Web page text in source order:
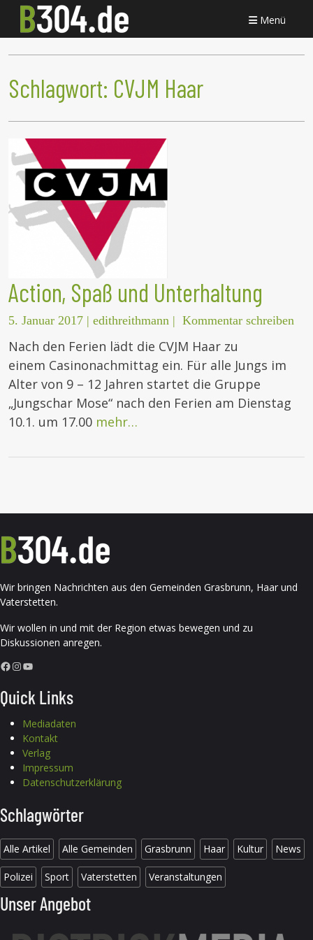
Menü
Schlagwort: CVJM Haar
Action, Spaß und Unterhaltung
5. Januar 2017 | edithreithmann | Kommentar schreiben
Nach den Ferien lädt die CVJM Haar zu
einem Casinonachmittag ein. Für alle Jungs im
Alter von 9 – 12 Jahren startet die Gruppe
„Jungschar Mose“ nach den Ferien am Dienstag
10.1. um 17.00 mehr…
Wir bringen Nachrichten aus den Gemeinden Grasbrunn, Haar und
Vaterstetten.
Wir wollen in und mit der Region etwas bewegen und zu
Diskussionen anregen.
Facebook InstagramYouTube
Quick Links
Mediadaten
Kontakt
Verlag
Impressum
Datenschutzerklärung
Schlagwörter
Alle Artikel Alle Gemeinden Grasbrunn Haar Kultur News
Polizei Sport Vaterstetten Veranstaltungen
Unser Angebot